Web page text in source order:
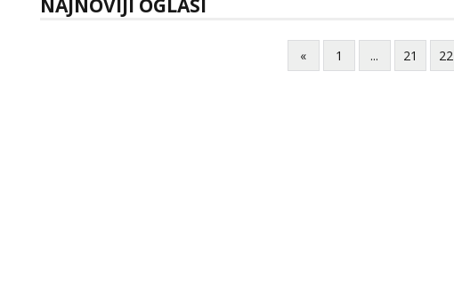
NAJNOVIJI OGLASI
« 1 ... 21 22